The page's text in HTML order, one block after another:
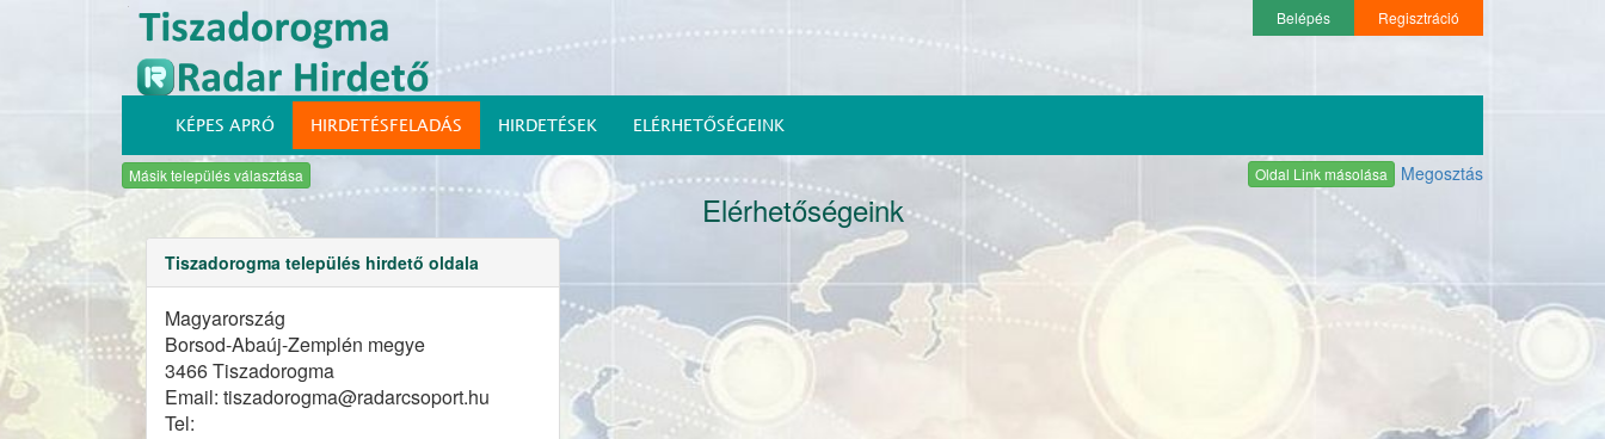
Belépés Regisztráció
KÉPES APRÓ HIRDETÉSFELADÁS HIRDETÉSEK ELÉRHETŐSÉGEINK
Másik település választása Megosztás
Oldal Link másolása
Elérhetőségeink
Tiszadorogma település hirdető oldala
Magyarország
Borsod-Abaúj-Zemplén megye
3466 Tiszadorogma
Email: tiszadorogma@radarcsoport.hu
Tel: